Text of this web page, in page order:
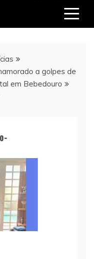
a golpes de
em Bebedouro